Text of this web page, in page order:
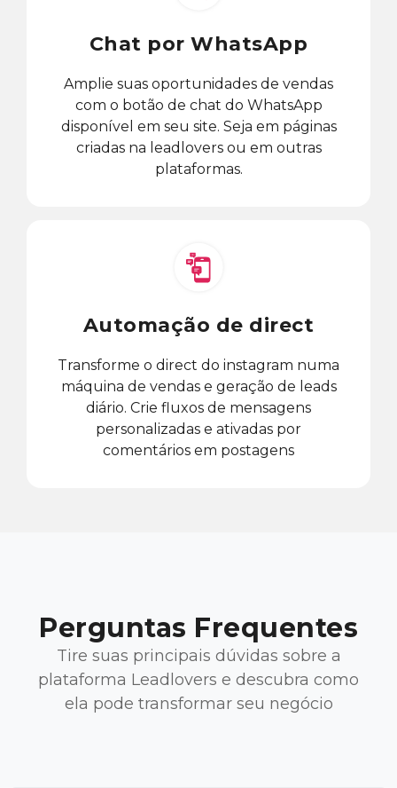
Chat por WhatsApp
Amplie suas oportunidades de vendas
com o botão de chat do WhatsApp
disponível em seu site. Seja em páginas
criadas na leadlovers ou em outras
plataformas.
Automação de direct
Transforme o direct do instagram numa
máquina de vendas e geração de leads
diário. Crie fluxos de mensagens
personalizadas e ativadas por
comentários em postagens
Perguntas Frequentes
Tire suas principais dúvidas sobre a
plataforma Leadlovers e descubra como
ela pode transformar seu negócio